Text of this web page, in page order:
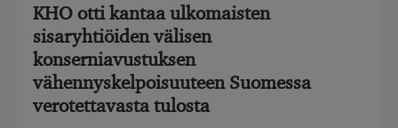
KHO otti kantaa ulkomaisten
sisaryhtiöiden välisen
konserniavustuksen
vähennyskelpoisuuteen Suomessa
verotettavasta tulosta